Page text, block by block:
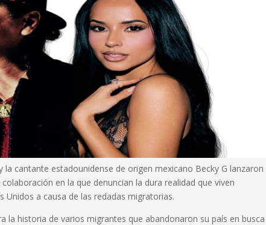
la cantante estadounidense de origen mexicano Becky G lanzaron
en la que denuncian la dura realidad que viven
a causa de las redadas migratorias.
la historia de varios migrantes que abandonaron su país en busca